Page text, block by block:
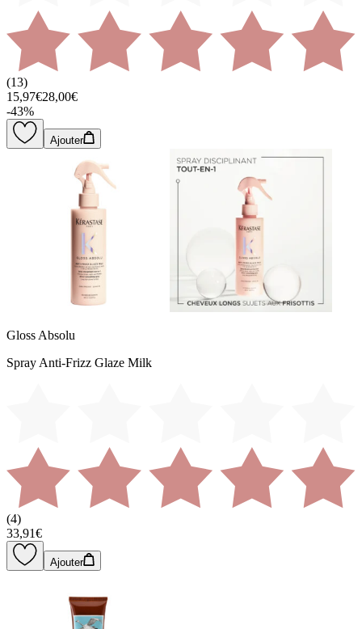
(13)
15,97€28,00€
-43%
Ajouter
Gloss Absolu
Spray Anti-Frizz Glaze Milk
(4)
33,91€
Ajouter